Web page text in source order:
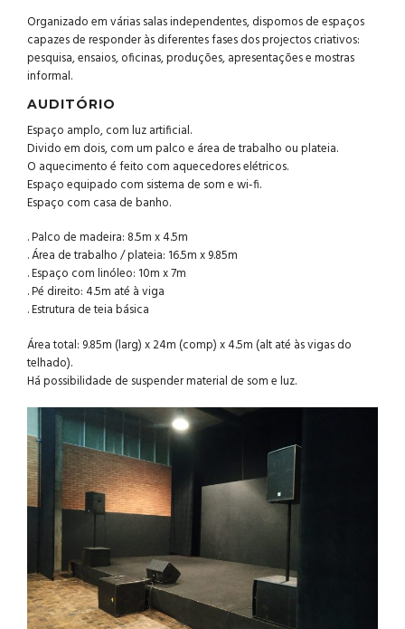
Organizado em várias salas independentes, dispomos de espaços
capazes de responder às diferentes fases dos projectos criativos:
pesquisa, ensaios, oficinas, produções, apresentações e mostras
informal.
AUDITÓRIO
Espaço amplo, com luz artificial.
Divido em dois, com um palco e área de trabalho ou plateia.
O aquecimento é feito com aquecedores elétricos.
Espaço equipado com sistema de som e wi-fi.
Espaço com casa de banho.
. Palco de madeira: 8.5m x 4.5m
. Área de trabalho / plateia: 16.5m x 9.85m
. Espaço com linóleo: 10m x 7m
. Pé direito: 4.5m até à viga
. Estrutura de teia básica
Área total: 9.85m (larg) x 24m (comp) x 4.5m (alt até às vigas do
telhado).
Há possibilidade de suspender material de som e luz.